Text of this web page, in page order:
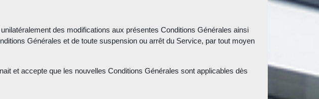
des modifications aux présentes Conditions Générales ainsi
Générales et de toute suspension ou arrêt du Service, par tout moyen
et accepte que les nouvelles Conditions Générales sont applicables dès